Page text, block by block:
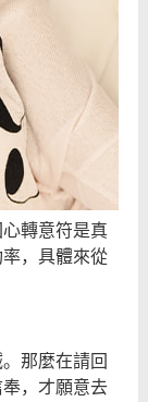
轉意符是真
，具體來從
那麼在請回
，才願意去